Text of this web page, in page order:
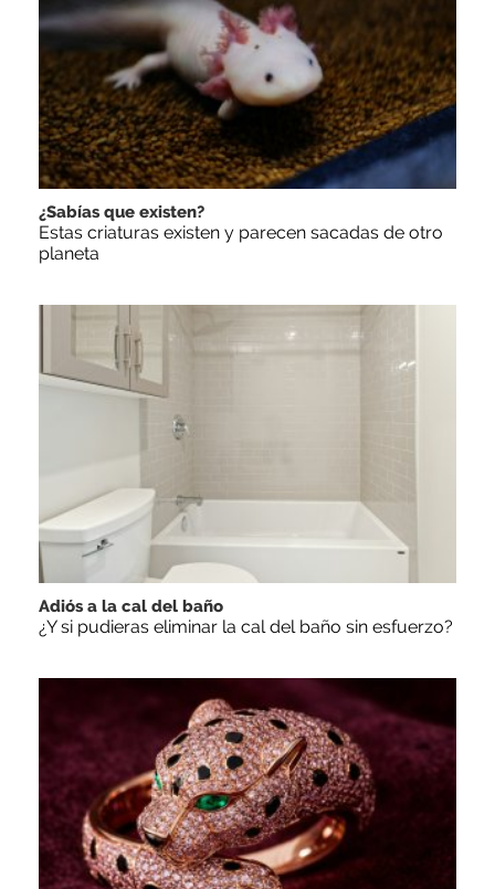
¿Sabías que existen?
Estas criaturas existen y parecen sacadas de otro
planeta
Adiós a la cal del baño
¿Y si pudieras eliminar la cal del baño sin esfuerzo?